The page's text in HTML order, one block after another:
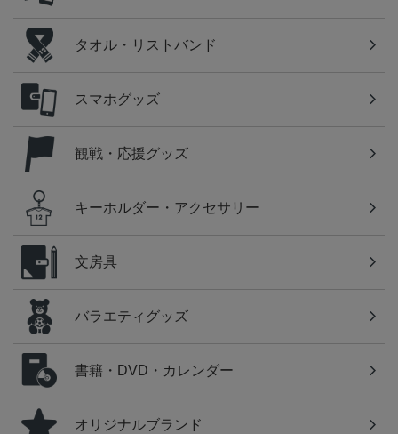
タオル・リストバンド
スマホグッズ
観戦・応援グッズ
キーホルダー・アクセサリー
文房具
バラエティグッズ
書籍・DVD・カレンダー
オリジナルブランド